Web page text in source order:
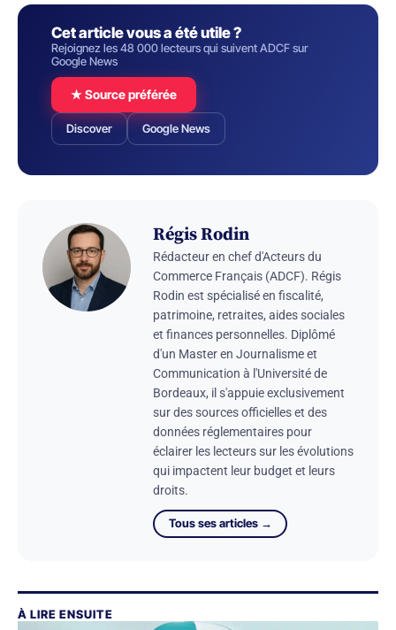
Cet article vous a été utile ?
Rejoignez les 48 000 lecteurs qui suivent ADCF sur
Google News
★ Source préférée
Discover Google News
Régis Rodin
Rédacteur en chef d'Acteurs du
Commerce Français (ADCF). Régis
Rodin est spécialisé en fiscalité,
patrimoine, retraites, aides sociales
et finances personnelles. Diplômé
d'un Master en Journalisme et
Communication à l'Université de
Bordeaux, il s'appuie exclusivement
sur des sources officielles et des
données réglementaires pour
éclairer les lecteurs sur les évolutions
qui impactent leur budget et leurs
droits.
Tous ses articles →
À LIRE ENSUITE